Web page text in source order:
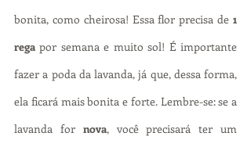
bonita, como cheirosa! Essa flor precisa de 1
rega por semana e muito sol! É importante
fazer a poda da lavanda, já que, dessa forma,
ela ficará mais bonita e forte. Lembre-se: se a
lavanda for nova, você precisará ter um